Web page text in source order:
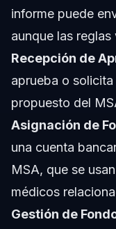
informe puede
aunque las
Recepción de
aprueba o
propuesto del
Asignación de
una cuenta
MSA, que se
médicos
Gestión de